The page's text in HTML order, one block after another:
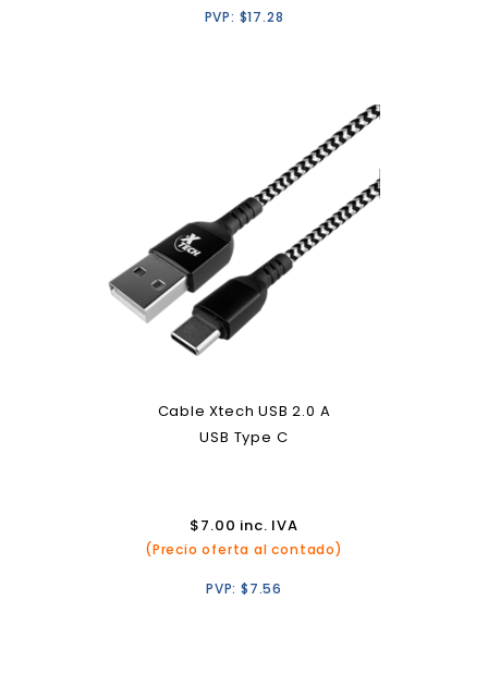
PVP: $17.28
Cable Xtech USB 2.0 A
USB Type C
$7.00 inc. IVA
(Precio oferta al contado)
PVP: $7.56